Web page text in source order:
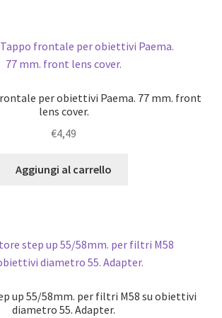
per obiettivi Paema. 77 mm. front
lens cover.
€4,49
Aggiungi al carrello
up 55/58mm. per filtri M58 su obiettivi
diametro 55. Adapter.